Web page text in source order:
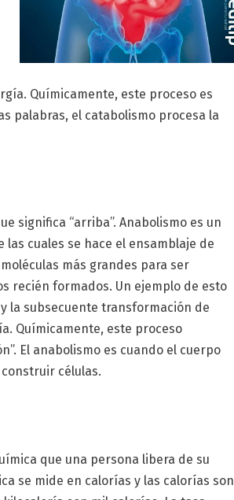
Químicamente, este proceso es
palabras, el catabolismo procesa la
significa “arriba”. Anabolismo es un
cuales se hace el ensamblaje de
más grandes para ser
recién formados. Un ejemplo de esto
la subsecuente transformación de
Químicamente, este proceso
El anabolismo es cuando el cuerpo
células.
que una persona libera de su
se mide en calorías y las calorías son